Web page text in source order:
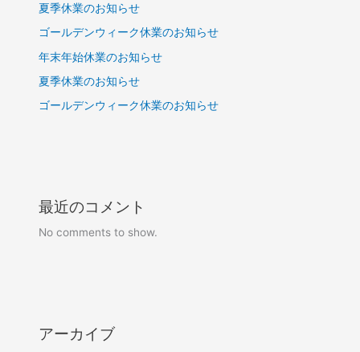
夏季休業のお知らせ
ゴールデンウィーク休業のお知らせ
年末年始休業のお知らせ
夏季休業のお知らせ
ゴールデンウィーク休業のお知らせ
最近のコメント
No comments to show.
アーカイブ